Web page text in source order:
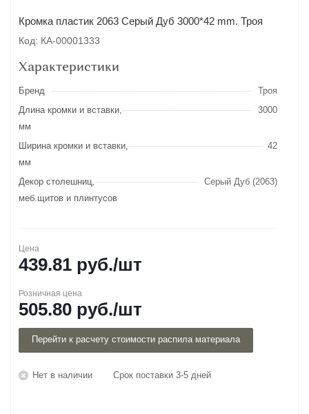
Кромка пластик 2063 Серый Дуб 3000*42 mm. Троя
Код: КА-00001333
Характеристики
Бренд
Троя
Длина кромки и вставки,
мм
3000
Ширина кромки и вставки,
мм
42
Декор столешниц,
меб.щитов и плинтусов
Серый Дуб (2063)
Цена
439.81 руб./шт
Розничная цена
505.80 руб./шт
Перейти к расчету стоимости распила материала
Нет в наличии Срок поставки 3-5 дней